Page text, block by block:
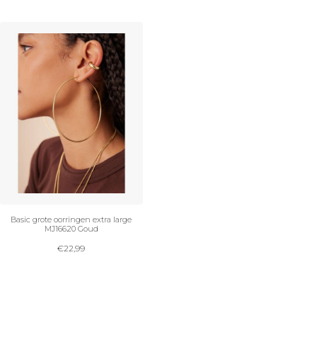
Basic grote oorringen extra large
MJ16620 Goud
€22,99